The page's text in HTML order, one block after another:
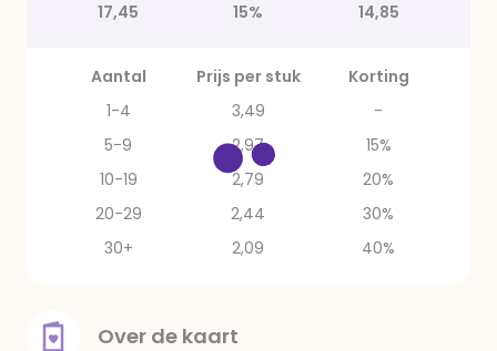
17,45
15% 14,85
Aantal Prijs per stuk
Korting
1-4
3,49
-
5-9
2,97
15%
10-19
2,79
20%
20-29
2,44
30%
30+
2,09 40%
Over de kaart